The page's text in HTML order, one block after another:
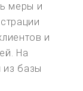
меры и
и
На
из базы